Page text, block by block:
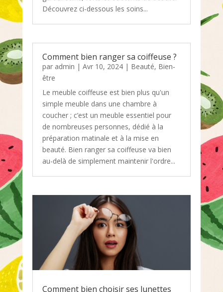
Découvrez ci-dessous les soins...
Comment bien ranger sa coiffeuse ?
par admin | Avr 10, 2024| Beauté, Bien-
être
Le meuble coiffeuse est bien plus qu'un
simple meuble dans une chambre à
coucher ; c’est un meuble essentiel pour
de nombreuses personnes, dédié à la
préparation matinale et à la mise en
beauté. Bien ranger sa coiffeuse va bien
au-delà de simplement maintenir l'ordre...
Comment bien choisir ses lunettes